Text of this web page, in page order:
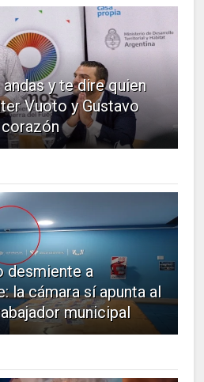
y te dire quien
Vuoto y Gustavo
desmiente a
la cámara sí apunta al
municipal